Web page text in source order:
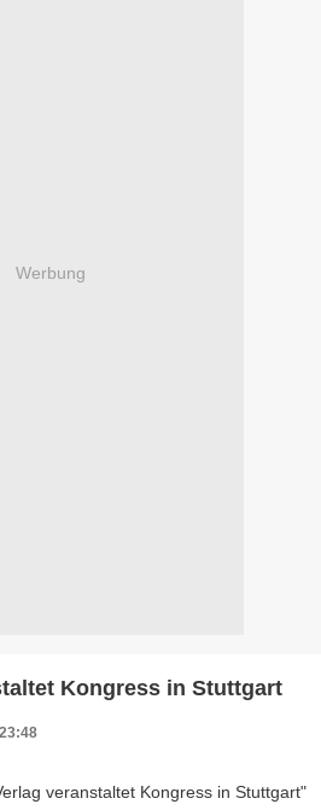
Werbung
Kongress in Stuttgart